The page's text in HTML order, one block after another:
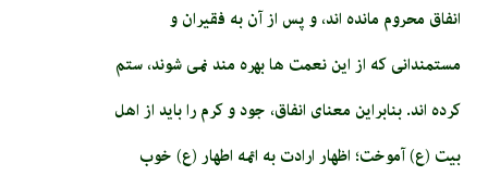
انفاق محروم مانده اند، و پس از آن به فقیران و
مستمندانی که از این نعمت ها بهره مند نمی شوند، ستم
کرده اند. بنابراین معنای انفاق، جود و کرم را باید از اهل
بیت (ع) آموخت؛ اظهار ارادت به ائمه اطهار (ع) خوب